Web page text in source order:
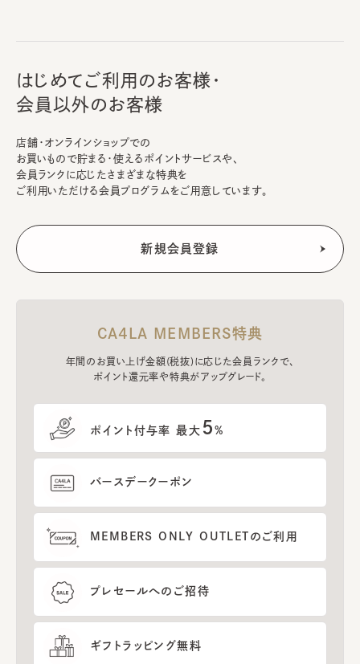
はじめてご利用のお客様・
会員以外のお客様
店舗・オンラインショップでの
お買いもので貯まる・使えるポイントサービスや、
会員ランクに応じたさまざまな特典を
ご利用いただける会員プログラムをご用意しています。
CA4LA MEMBERS特典
年間のお買い上げ金額(税抜)に応じた会員ランクで、
ポイント還元率や特典がアップグレード。
ポイント付与率 最大 5%
バースデークーポン
MEMBERS ONLY OUTLETのご利用
プレセールへのご招待
ギフトラッピング無料